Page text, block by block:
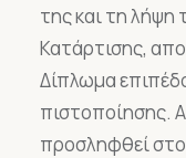
της και τη λήψη
Κατάρτισης,
Δίπλωμα
πιστοποίησης.
προσληφθεί